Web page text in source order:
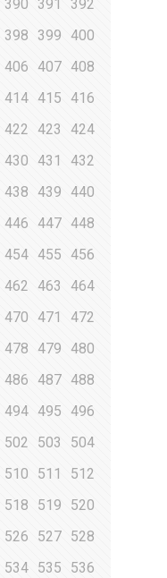
390 391
392
398 399
400
406 407 408
414 415
416
422 423
424
430 431
432
438 439
440
446 447 448
454 455
456
462 463
464
470 471
472
478 479
480
486 487 488
494 495
496
502 503
504
510 511
512
518 519
520
526 527 528
534 535
536